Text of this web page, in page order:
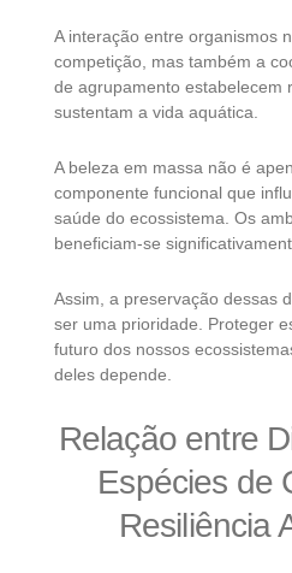
A interação entre organismos
competição, mas também a
de agrupamento estabelecem
sustentam a vida aquática.
A beleza em massa não é
componente funcional que
saúde do ecossistema. Os
beneficiam-se
Assim, a preservação dessas
ser uma prioridade. Proteger
futuro dos nossos
deles depende.
Relação entre
Espécies de
Resiliência